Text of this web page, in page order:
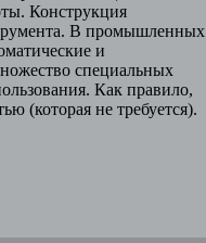
Конструкция
В промышленных
и
специальных
Как правило,
(которая не требуется).